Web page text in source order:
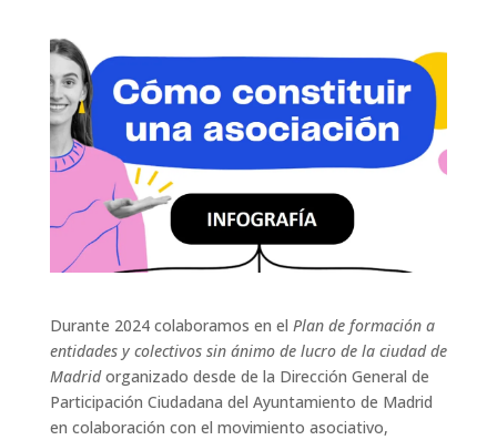
Durante 2024 colaboramos en el Plan de formación a
entidades y colectivos sin ánimo de lucro de la ciudad de
Madridorganizado desde de la Dirección General de
Participación Ciudadana del Ayuntamiento de Madrid
en colaboración con el movimiento asociativo,